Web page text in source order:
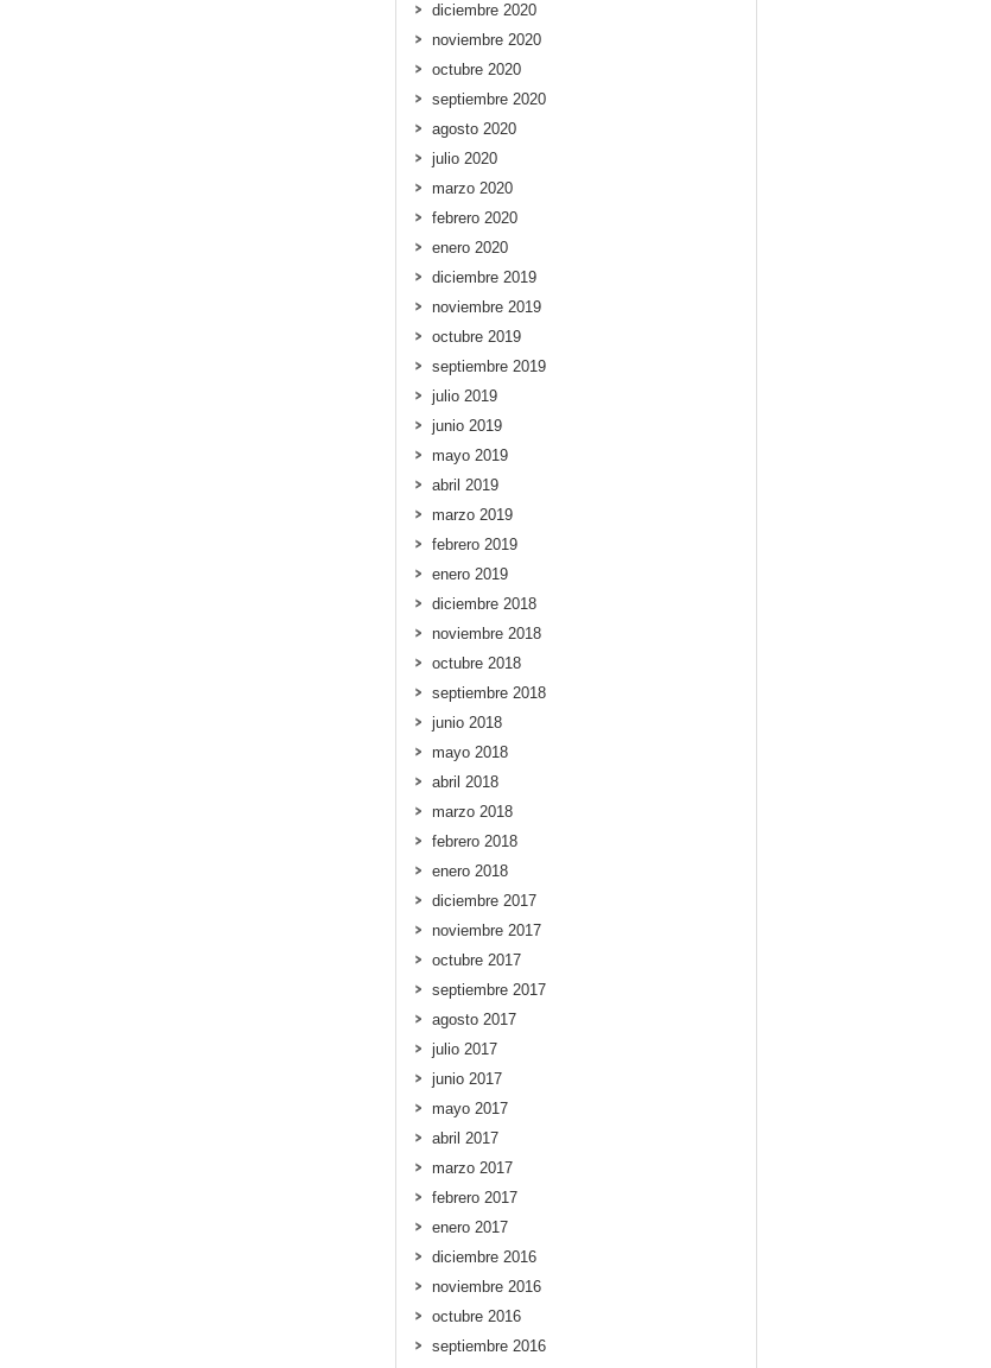
diciembre 2020
noviembre 2020
octubre 2020
septiembre 2020
agosto 2020
julio 2020
marzo 2020
febrero 2020
enero 2020
diciembre 2019
noviembre 2019
octubre 2019
septiembre 2019
julio 2019
junio 2019
mayo 2019
abril 2019
marzo 2019
febrero 2019
enero 2019
diciembre 2018
noviembre 2018
octubre 2018
septiembre 2018
junio 2018
mayo 2018
abril 2018
marzo 2018
febrero 2018
enero 2018
diciembre 2017
noviembre 2017
octubre 2017
septiembre 2017
agosto 2017
julio 2017
junio 2017
mayo 2017
abril 2017
marzo 2017
febrero 2017
enero 2017
diciembre 2016
noviembre 2016
octubre 2016
septiembre 2016